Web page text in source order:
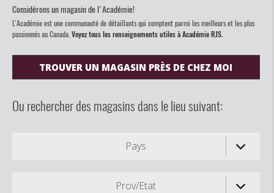
Considérons un magasin de l'Académie!
L’Académie est une communauté de détaillants qui comptent parmi les meilleurs et les plus
passionnés au Canada. Voyez tous les renseignements utiles à Académie RJS.
TROUVER UN MAGASIN PRÈS DE CHEZ MOI
Ou rechercher des magasins dans le lieu suivant:
Pays
Prov/Etat